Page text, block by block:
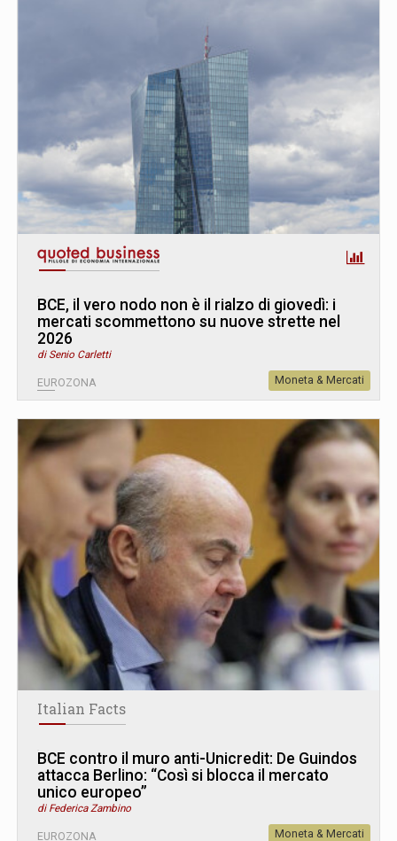
BCE, il vero nodo non è il rialzo di giovedì: i
mercati scommettono su nuove strette nel
2026
di Senio Carletti
EUROZONA Moneta & Mercati
Italian Facts
BCE contro il muro anti-Unicredit: De Guindos
attacca Berlino: “Così si blocca il mercato
unico europeo”
di Federica Zambino
EUROZONA Moneta & Mercati